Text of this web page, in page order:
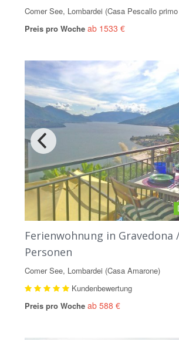
Comer See, Lombardei (Casa Pescallo
Preis pro Woche ab 1533 €
Ferienwohnung in Gravedona
Personen
Comer See, Lombardei (Casa Amarone)
Kundenbewertung
Preis pro Woche ab 588 €